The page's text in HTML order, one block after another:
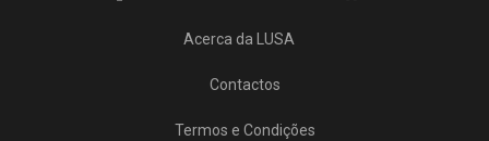
Acerca da LUSA
Contactos
Termos e Condições